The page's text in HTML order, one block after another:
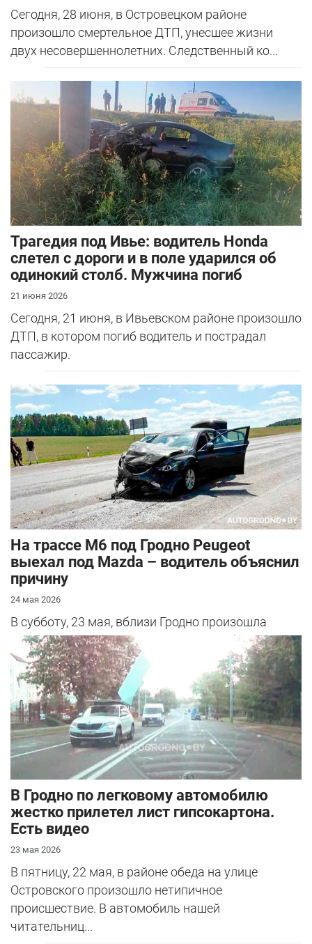
Сегодня, 28 июня, в Островецком районе
произошло смертельное ДТП, унесшее жизни
двух несовершеннолетних. Следственный ко...
Трагедия под Ивье: водитель Honda
слетел с дороги и в поле ударился об
одинокий столб. Мужчина погиб
21 июня 2026
Сегодня, 21 июня, в Ивьевском районе произошло
ДТП, в котором погиб водитель и пострадал
пассажир.
На трассе М6 под Гродно Peugeot
выехал под Mazda – водитель объяснил
причину
24 мая 2026
В субботу, 23 мая, вблизи Гродно произошла
серьезная авария – столкнулись Mazda и
Peugeot. Читатель АвтоГродно поделился...
В Гродно по легковому автомобилю
жестко прилетел лист гипсокартона.
Есть видео
23 мая 2026
В пятницу, 22 мая, в районе обеда на улице
Островского произошло нетипичное
происшествие. В автомобиль нашей
читательниц...